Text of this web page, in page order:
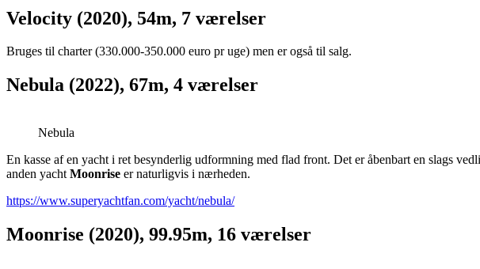
Velocity (2020), 54m, 7 værelser
Bruges til charter (330.000-350.000 euro pr uge) men er også til salg.
Nebula (2022), 67m, 4 værelser
Nebula
En kasse af en yacht i ret besynderlig udformning med flad front. Det er åbenbart en slags
anden yacht Moonrise er naturligvis i nærheden.
https://www.superyachtfan.com/yacht/nebula/
Moonrise (2020), 99.95m, 16 værelser